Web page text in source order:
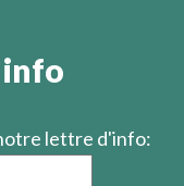
lettre d'info: